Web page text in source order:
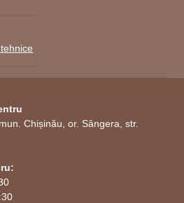
Chișinău, or. Sângera, str.